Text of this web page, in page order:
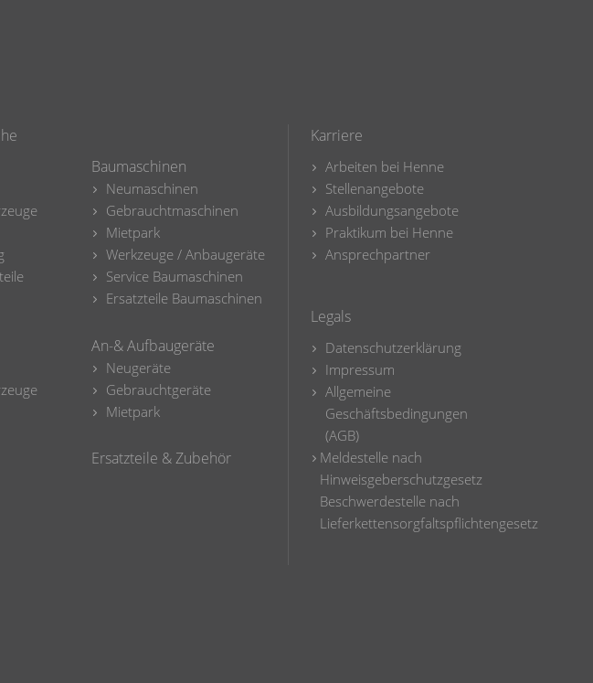
Baumaschinen
Neumaschinen
Gebrauchtmaschinen
Mietpark
Werkzeuge / Anbaugeräte
Service Baumaschinen
Ersatzteile Baumaschinen
An-& Aufbaugeräte
Neugeräte
Gebrauchtgeräte
Mietpark
Ersatzteile & Zubehör
Karriere
Arbeiten bei Henne
Stellenangebote
Ausbildungsangebote
Praktikum bei Henne
Ansprechpartner
Legals
Datenschutzerklärung
Impressum
Allgemeine
Geschäftsbedingungen
(AGB)
Meldestelle nach
Hinweisgeberschutzgesetz
Beschwerdestelle nach
Lieferkettensorgfaltspflichtengesetz